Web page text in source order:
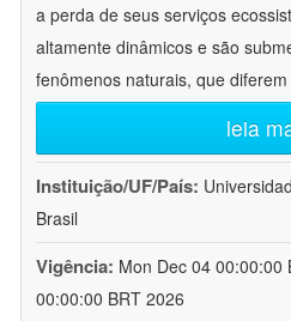
a perda de seus serviços
altamente dinâmicos e são
fenômenos naturais, que
leia
Instituição/UF/País:
Brasil
Vigência: Mon Dec 04 00:00:00
00:00:00 BRT 2026